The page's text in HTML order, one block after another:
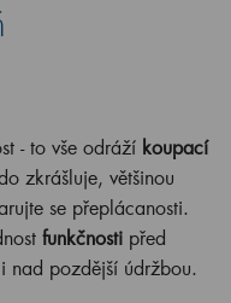
- to vše odráží koupací
zkrášluje, většinou
se přeplácanosti.
funkčnosti před
nad pozdější údržbou.